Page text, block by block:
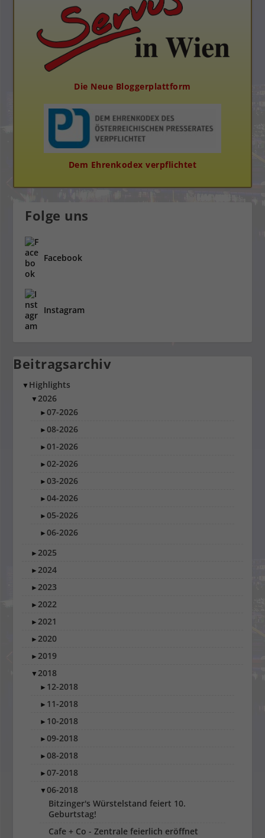
Die Neue Bloggerplattform
Dem Ehrenkodex verpflichtet
Folge uns
Facebook
Instagram
Beitragsarchiv
▼ Highlights
▼2026
►07-2026
►08-2026
►01-2026
►02-2026
►03-2026
►04-2026
►05-2026
►06-2026
►2025
►2024
►2023
►2022
►2021
►2020
►2019
▼2018
► 12-2018
► 11-2018
► 10-2018
►09-2018
►08-2018
►07-2018
▼06-2018
Bitzinger's Würstelstand feiert 10.
Geburtstag!
Cafe + Co - Zentrale feierlich eröffnet